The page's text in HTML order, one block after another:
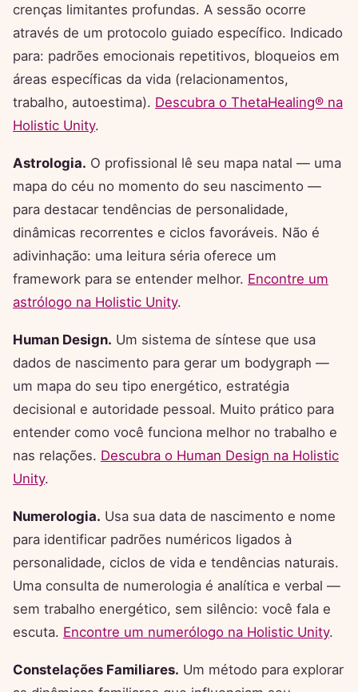
crenças limitantes profundas. A sessão ocorre
através de um protocolo guiado específico. Indicado
para: padrões emocionais repetitivos, bloqueios em
áreas específicas da vida (relacionamentos,
trabalho, autoestima). Descubra o ThetaHealing® na
Holistic Unity.
Astrologia. O profissional lê seu mapa natal — uma
mapa do céu no momento do seu nascimento —
para destacar tendências de personalidade,
dinâmicas recorrentes e ciclos favoráveis. Não é
adivinhação: uma leitura séria oferece um
framework para se entender melhor. Encontre um
astrólogo na Holistic Unity.
Human Design. Um sistema de síntese que usa
dados de nascimento para gerar um bodygraph —
um mapa do seu tipo energético, estratégia
decisional e autoridade pessoal. Muito prático para
entender como você funciona melhor no trabalho e
nas relações. Descubra o Human Design na Holistic
Unity.
Numerologia. Usa sua data de nascimento e nome
para identificar padrões numéricos ligados à
personalidade, ciclos de vida e tendências naturais.
Uma consulta de numerologia é analítica e verbal —
sem trabalho energético, sem silêncio: você fala e
escuta. Encontre um numerólogo na Holistic Unity.
Constelações Familiares. Um método para explorar